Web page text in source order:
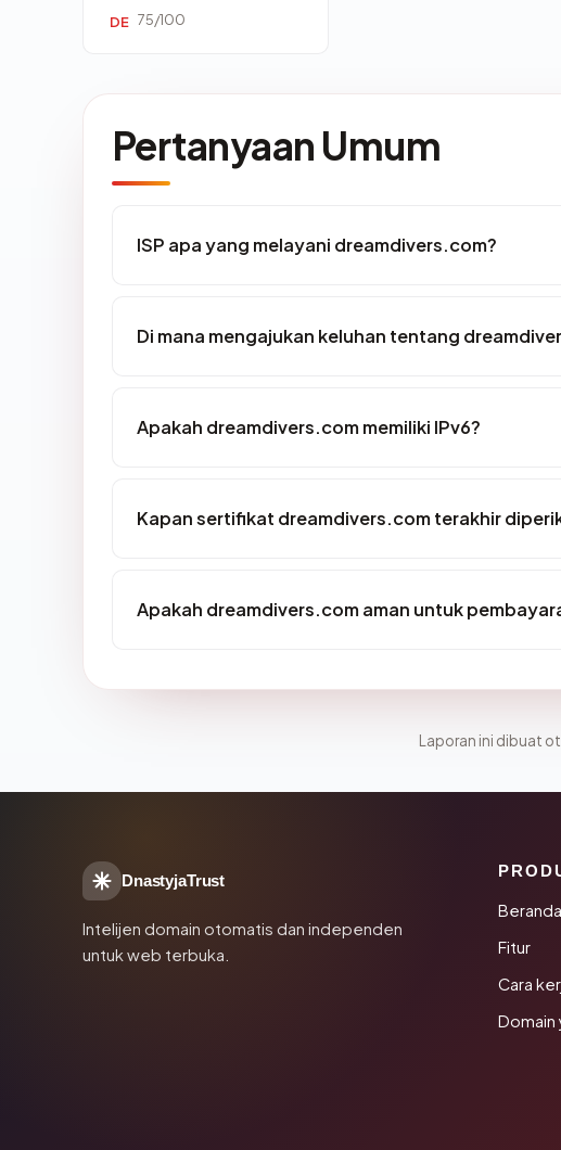
DE 75/100
Pertanyaan Umum
ISP apa yang melayani dreamdivers.com?
Di mana mengajukan keluhan tentang
Apakah dreamdivers.com memiliki IPv6?
Kapan sertifikat dreamdivers.com terakhir
Apakah dreamdivers.com aman untuk
Laporan ini dibuat
DnastyjaTrust
Intelijen domain otomatis dan independen
untuk web terbuka.
Beranda
Fitur
Cara
Domain